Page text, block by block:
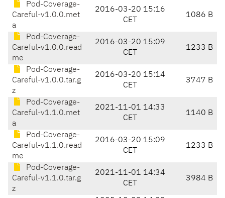
Pod-Coverage-
Careful-v1.0.0.met
a
2016-03-20 15:16
CET
1086 B
Pod-Coverage-
Careful-v1.0.0.read
me
2016-03-20 15:09
CET
1233 B
Pod-Coverage-
Careful-v1.0.0.tar.g
z
2016-03-20 15:14
CET
3747 B
Pod-Coverage-
Careful-v1.1.0.met
a
2021-11-01 14:33
CET
1140 B
Pod-Coverage-
Careful-v1.1.0.read
me
2016-03-20 15:09
CET
1233 B
Pod-Coverage-
Careful-v1.1.0.tar.g
z
2021-11-01 14:34
CET
3984 B